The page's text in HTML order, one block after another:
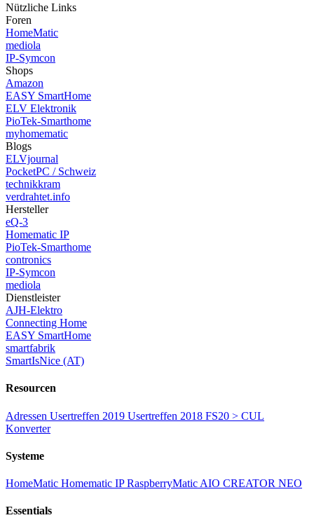
Nützliche Links
Foren
HomeMatic
mediola
IP-Symcon
Shops
Amazon
EASY SmartHome
ELV Elektronik
PioTek-Smarthome
myhomematic
Blogs
ELVjournal
PocketPC / Schweiz
technikkram
verdrahtet.info
Hersteller
eQ-3
Homematic IP
PioTek-Smarthome
contronics
IP-Symcon
mediola
Dienstleister
AJH-Elektro
Connecting Home
EASY SmartHome
smartfabrik
SmartIsNice (AT)
Resourcen
Adressen Usertreffen 2019 Usertreffen 2018 FS20 > CUL
Konverter
Systeme
HomeMatic Homematic IPRaspberryMatic AIO CREATOR NEO
Essentials